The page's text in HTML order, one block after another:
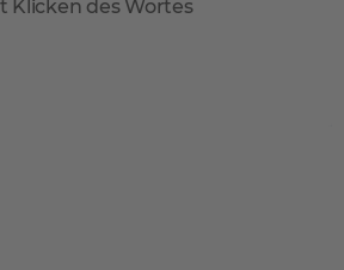
Klicken des Wortes